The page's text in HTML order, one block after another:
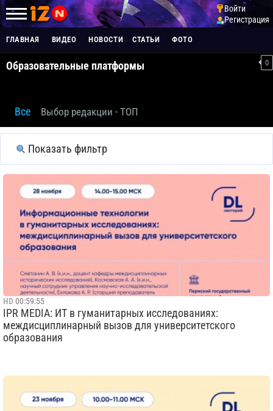
Войти
Регистрация
ГЛАВНАЯ ВИДЕО НОВОСТИ СТАТЬИ ФОТО
0
Образовательные платформы
Все Выбор редакции - ТОП
Показать фильтр
HD 00:59:55
IPR MEDIA: ИТ в гуманитарных исследованиях:
междисциплинарный вызов для университетского
образования